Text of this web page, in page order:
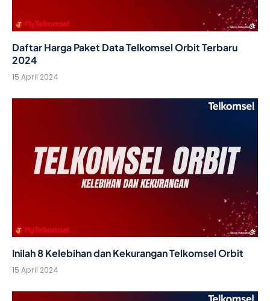
Daftar Harga Paket Data Telkomsel Orbit Terbaru
2024
15 April 2024
Inilah 8 Kelebihan dan Kekurangan Telkomsel Orbit
15 April 2024